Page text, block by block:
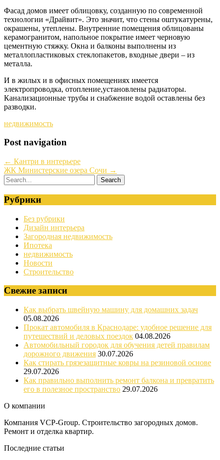
Фасад домов имеет облицовку, созданную по современной
технологии «Драйвит». Это значит, что стены оштукатурены,
окрашены, утеплены. Внутренние помещения облицованы
керамогранитом, напольное покрытие имеет черновую
цементную стяжку. Окна и балконы выполнены из
металлопластиковых стеклопакетов, входные двери – из
металла.
И в жилых и в офисных помещениях имеется
электропроводка, отопление,установлены радиаторы.
Канализационные трубы и снабжение водой оставлены без
разводки.
недвижимость
Post navigation
← Кантри в интерьере
ЖК Министерские озера Сочи →
Рубрики
Без рубрики
Дизайн интерьера
Загородная недвижимость
Ипотека
недвижимость
Новости
Строительство
Свежие записи
Как выбрать швейную машину для домашних задач
05.08.2026
Прокат автомобиля в Краснодаре: удобное решение для
путешествий и деловых поездок 04.08.2026
Автомобильный городок для обучения детей правилам
дорожного движения 30.07.2026
Как стирать грязезащитные ковры на резиновой основе
29.07.2026
Как правильно выполнить ремонт балкона и превратить
его в полезное пространство 29.07.2026
О компании
Компания VCP-Group. Строительство загородных домов.
Ремонт и отделка квартир.
Последние статьи